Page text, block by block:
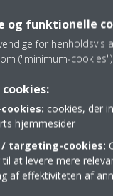
og funktionelle
for henholdsvis
("minimum-cookies").
cookies, der
hjemmesider
/ targeting-cookies:
at levere mere
af effektiviteten af